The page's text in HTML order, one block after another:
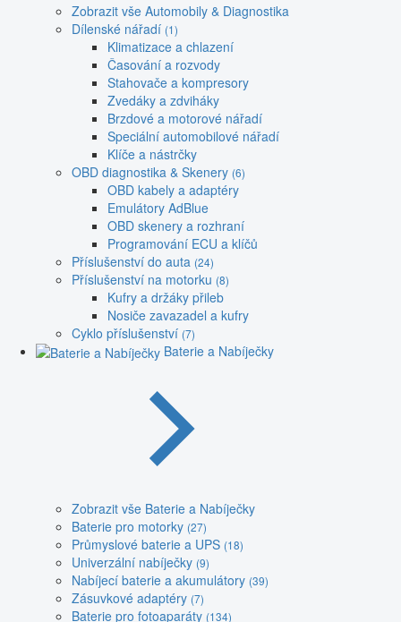
Zobrazit vše Automobily & Diagnostika
Dílenské nářadí (1)
Klimatizace a chlazení
Časování a rozvody
Stahovače a kompresory
Zvedáky a zdviháky
Brzdové a motorové nářadí
Speciální automobilové nářadí
Klíče a nástrčky
OBD diagnostika & Skenery (6)
OBD kabely a adaptéry
Emulátory AdBlue
OBD skenery a rozhraní
Programování ECU a klíčů
Příslušenství do auta (24)
Příslušenství na motorku (8)
Kufry a držáky přileb
Nosiče zavazadel a kufry
Cyklo příslušenství (7)
Baterie a Nabíječky
Zobrazit vše Baterie a Nabíječky
Baterie pro motorky (27)
Průmyslové baterie a UPS (18)
Univerzální nabíječky (9)
Nabíjecí baterie a akumulátory (39)
Zásuvkové adaptéry (7)
Baterie pro fotoaparáty (134)